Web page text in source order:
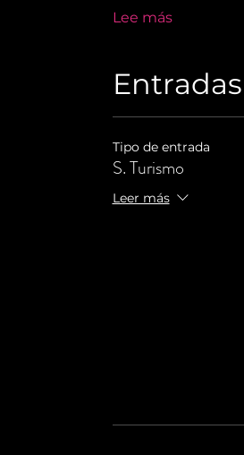
Lee más
Entradas
Tipo de entrada
S. Turismo
Leer más